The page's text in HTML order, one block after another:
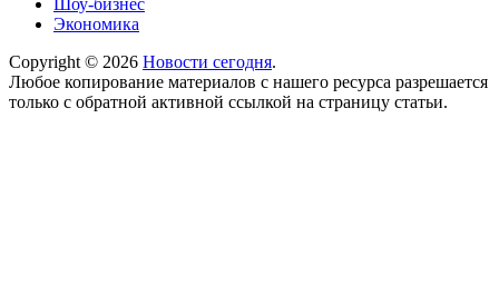
Шоу-бизнес
Экономика
Copyright © 2026 Новости сегодня.
Любое копирование материалов с нашего ресурса разрешается
только с обратной активной ссылкой на страницу статьи.